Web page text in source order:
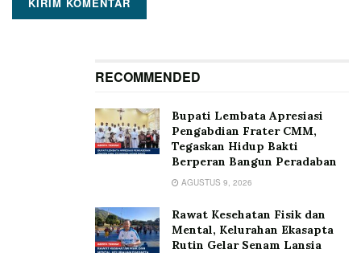
RECOMMENDED
Bupati Lembata Apresiasi
Pengabdian Frater CMM,
Tegaskan Hidup Bakti
Berperan Bangun Peradaban
AGUSTUS 9, 2026
Rawat Kesehatan Fisik dan
Mental, Kelurahan Ekasapta
Rutin Gelar Senam Lansia